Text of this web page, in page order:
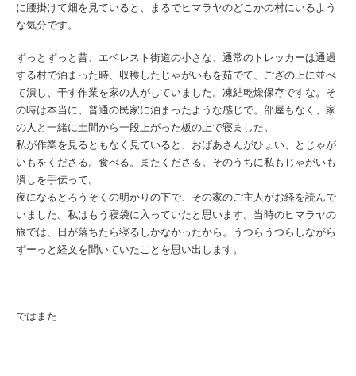
に腰掛けて畑を見ていると、まるでヒマラヤのどこかの村にいるよう
な気分です。
ずっとずっと昔、エベレスト街道の小さな、通常のトレッカーは通過
する村で泊まった時、収穫したじゃがいもを茹でて、ござの上に並べ
て潰し、干す作業を家の人がしていました。凍結乾燥保存ですな。そ
の時は本当に、普通の民家に泊まったような感じで。部屋もなく、家
の人と一緒に土間から一段上がった板の上で寝ました。
私が作業を見るともなく見ていると、おばあさんがひょい、とじゃが
いもをくださる。食べる。またくださる。そのうちに私もじゃがいも
潰しを手伝って。
夜になるとろうそくの明かりの下で、その家のご主人がお経を読んで
いました。私はもう寝袋に入っていたと思います。当時のヒマラヤの
旅では、日が落ちたら寝るしかなかったから。うつらうつらしながら
ずーっと経文を聞いていたことを思い出します。
ではまた